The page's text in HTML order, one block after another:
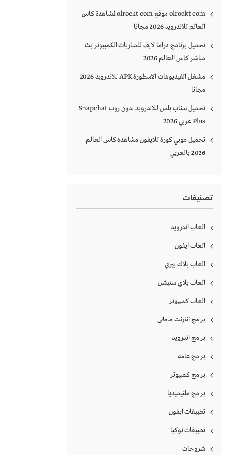
olrockt com موقع olrockt com لمشاهدة كاس
العالم للاندرويد 2026 مجانا
تحميل برنامج دراما لايف للمباريات الكمبيوتر بث
مباشر كاس العالم 2026
مشغل الفيديوهات الاسطورة APK للاندرويد 2026
مجانا
تحميل سناب بلس للاندرويد بدون روت Snapchat
Plus‏ عربي 2026
تحميل موبي كورة للايفون مشاهده كاس العالم
2026 بالعربي
تصنيفات
العاب اندرويد
العاب ايفون
العاب بلاك بيري
العاب بلاي ستيشن
العاب كمبيوتر
برامج انترنت مجاني
برامج اندرويد
برامج عامة
برامج كمبيوتر
برامج ملتيميديا
تطبيقات ايفون
تطبيقات نوكيا
شروحات